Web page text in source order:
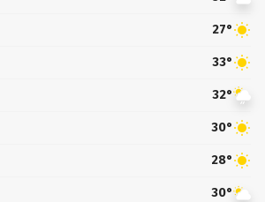
27°
33°
32°
30°
28°
30°